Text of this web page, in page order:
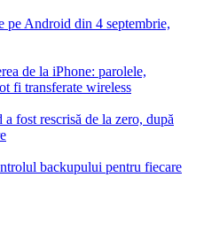
pe Android din 4 septembrie,
de la iPhone: parolele,
fi transferate wireless
fost rescrisă de la zero, după
backupului pentru fiecare